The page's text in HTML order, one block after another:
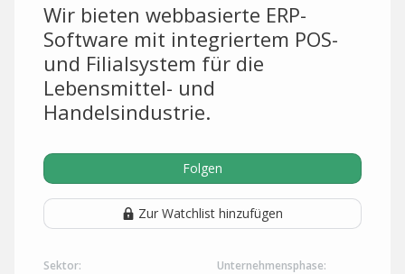
Wir bieten webbasierte ERP-
Software mit integriertem POS-
und Filialsystem für die
Lebensmittel- und
Handelsindustrie.
Folgen
Zur Watchlist hinzufügen
Sektor: Unternehmensphase: